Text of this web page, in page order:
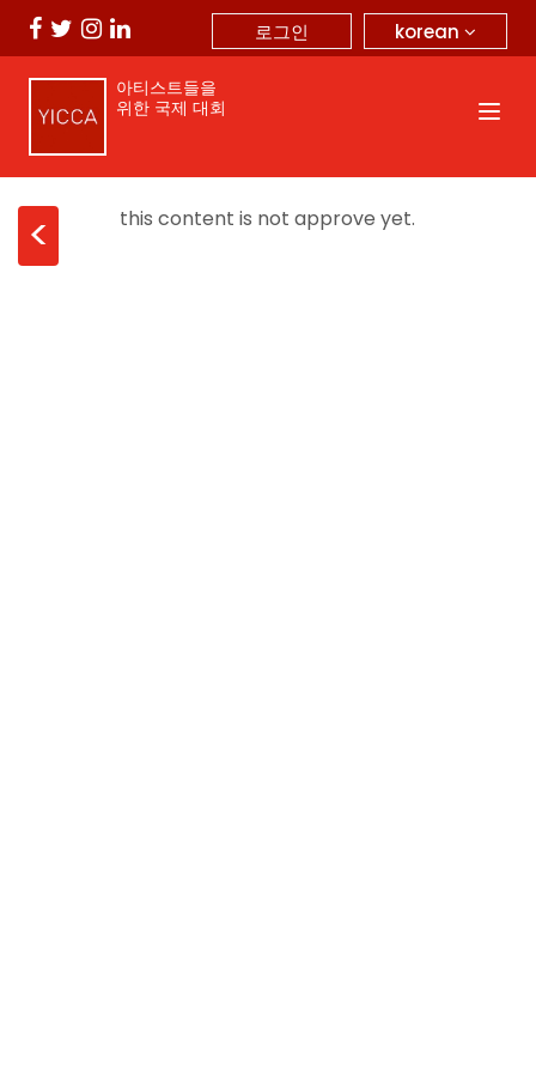
korean
로그인
아티스트들을
위한 국제 대회
< this content is not approve yet.